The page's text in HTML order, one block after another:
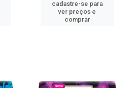
cadastre-se para
ver preços e
comprar